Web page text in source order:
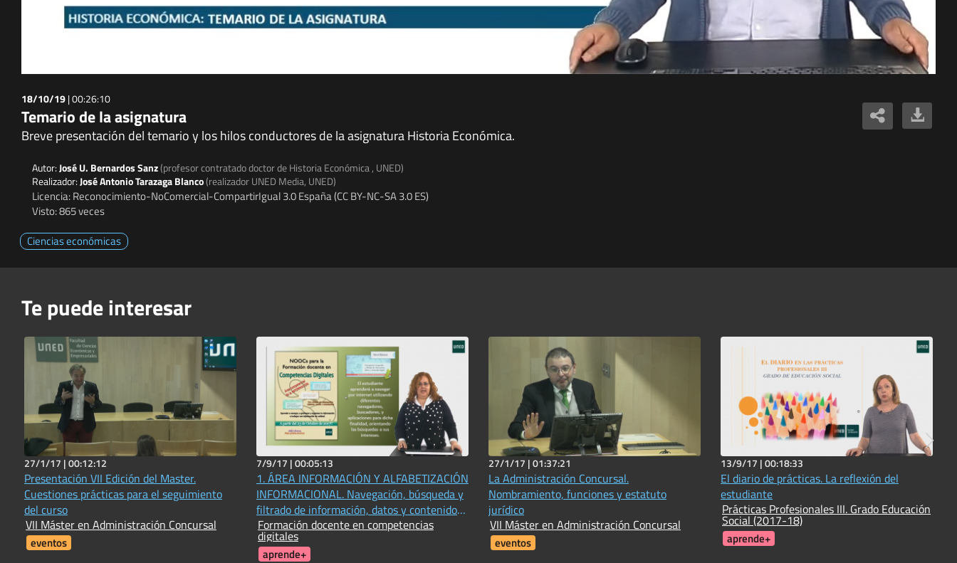
18/10/19|00:26:10
Temario de la asignatura
Breve presentación del temario y los hilos conductores de la asignatura Historia Económica.
Autor:José U. Bernardos Sanz(profesor contratado doctor de Historia Económica , UNED)
Realizador:José Antonio Tarazaga Blanco(realizador UNED Media, UNED)
Licencia: Reconocimiento-NoComercial-CompartirIgual 3.0 España (CC BY-NC-SA 3.0 ES)
Visto: 865 veces
Ciencias económicas
Te puede interesar
27/1/17 |00:12:12
Presentación VII Edición del Master.
Cuestiones prácticas para el seguimiento
del curso
VII Máster en Administración Concursal
eventos
7/9/17 |00:05:13
1. ÁREA INFORMACIÓN Y ALFABETIZACIÓN
INFORMACIONAL. Navegación, búsqueda y
filtrado de información, datos y contenido
digital. Nivel básico
Formación docente en competencias
digitales
aprende+
27/1/17 |01:37:21
La Administración Concursal.
Nombramiento, funciones y estatuto
jurídico
VII Máster en Administración Concursal
eventos
13/9/17 |00:18:33
El diario de prácticas. La reflexión del
estudiante
Prácticas Profesionales III. Grado Educación
Social (2017-18)
aprende+